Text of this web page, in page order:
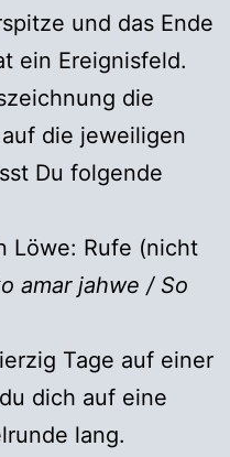
und das Ende
ein Ereignisfeld.
die
die jeweiligen
Du folgende
Löwe: Rufe (nicht
amar jahwe / So
Tage auf einer
dich auf eine
lang.